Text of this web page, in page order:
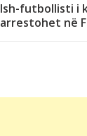
Ish-futbollisti i
arrestohet në